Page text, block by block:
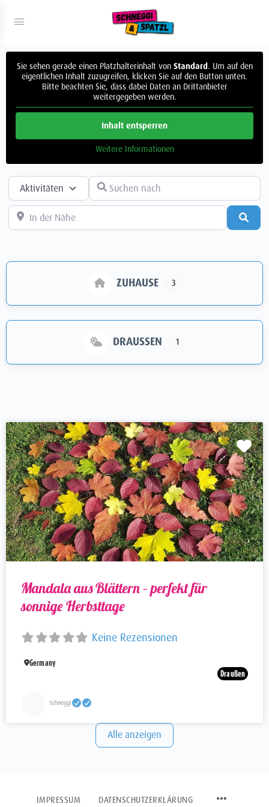
Sie sehen gerade einen Platzhalterinhalt von Standard. Um auf den
eigentlichen Inhalt zuzugreifen, klicken Sie auf den Button unten.
Bitte beachten Sie, dass dabei Daten an Drittanbieter
weitergegeben werden.
Inhalt entsperren
Weitere Informationen
Suchtyp auswählen Suchen nach
In der Nähe
ZUHAUSE 3
DRAUSSEN 1
Mandala aus Blättern – perfekt für
sonnige Herbsttage
Keine Rezensionen
Germany
Draußen
Schneggi
Alle anzeigen
IMPRESSUM DATENSCHUTZERKLÄRUNG